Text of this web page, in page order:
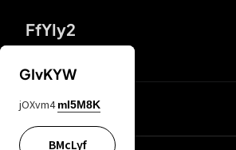
FfYIy2
DDcvSo
GIvKYW
jOXvm4 mI5M8K
BMcLyf